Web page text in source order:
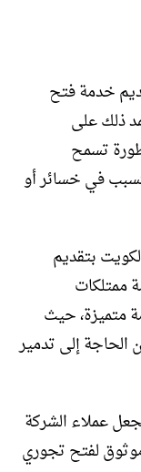
خدمة فتح
ذلك على
تسمح
في خسائر أو
بتقديم
ممتلكات
متميزة، حيث
الحاجة إلى تدمير
عملاء الشركة
لفتح تجوري